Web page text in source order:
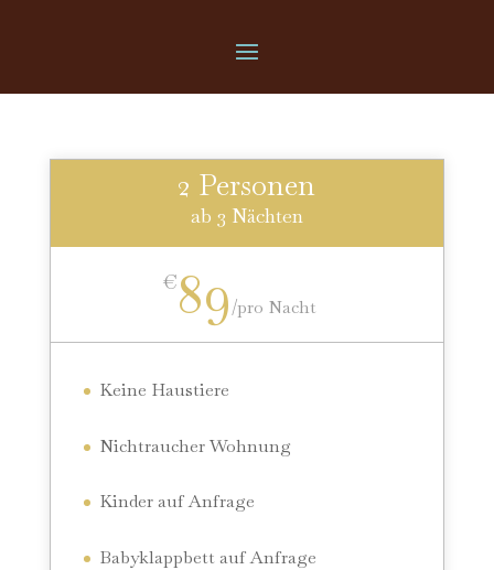
2 Personen
ab 3 Nächten
€89/pro Nacht
Keine Haustiere
Nichtraucher Wohnung
Kinder auf Anfrage
Babyklappbett auf Anfrage